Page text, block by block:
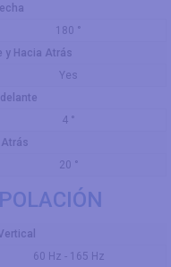
180 °
y Hacia Atrás
Yes
4 °
20 °
60 Hz - 165 Hz